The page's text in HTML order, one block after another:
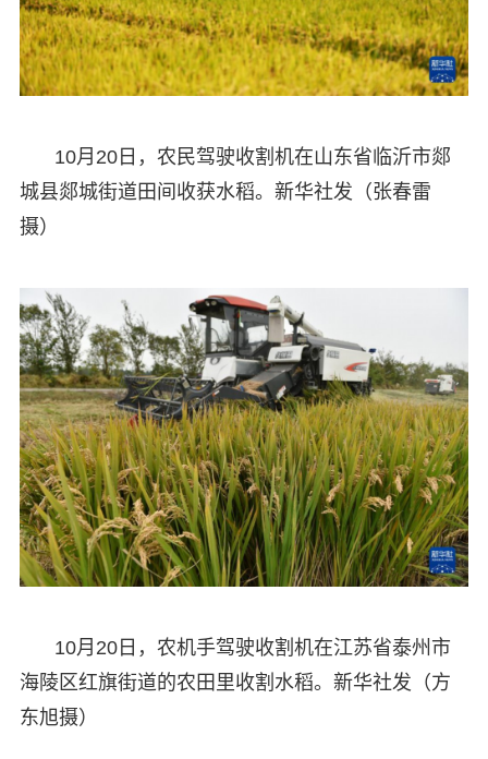
10月20日，农民驾驶收割机在山东省临沂市郯
城县郯城街道田间收获水稻。新华社发（张春雷
摄）
10月20日，农机手驾驶收割机在江苏省泰州市
海陵区红旗街道的农田里收割水稻。新华社发（方
东旭摄）